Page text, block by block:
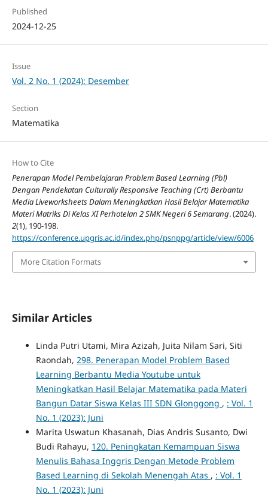
Published
2024-12-25
Issue
Vol. 2 No. 1 (2024): Desember
Section
Matematika
How to Cite
Penerapan Model Pembelajaran Problem Based Learning (Pbl)
Dengan Pendekatan Culturally Responsive Teaching (Crt) Berbantu
Media Liveworksheets Dalam Meningkatkan Hasil Belajar Matematika
Materi Matriks Di Kelas XI Perhotelan 2 SMK Negeri 6 Semarang. (2024).
2(1), 190-198.
https://conference.upgris.ac.id/index.php/psnppg/article/view/6006
More Citation Formats
Similar Articles
Linda Putri Utami, Mira Azizah, Juita Nilam Sari, Siti
Raondah, 298. Penerapan Model Problem Based
Learning Berbantu Media Youtube untuk
Meningkatkan Hasil Belajar Matematika pada Materi
Bangun Datar Siswa Kelas III SDN Glonggong , : Vol. 1
No. 1 (2023): Juni
Marita Uswatun Khasanah, Dias Andris Susanto, Dwi
Budi Rahayu, 120. Peningkatan Kemampuan Siswa
Menulis Bahasa Inggris Dengan Metode Problem
Based Learning di Sekolah Menengah Atas , : Vol. 1
No. 1 (2023): Juni